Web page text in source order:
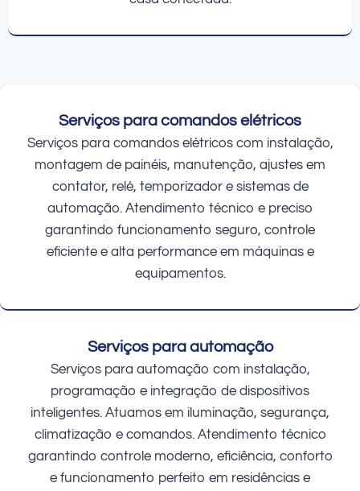
Serviços para comandos elétricos
Serviços para comandos elétricos com instalação,
montagem de painéis, manutenção, ajustes em
contator, relé, temporizador e sistemas de
automação. Atendimento técnico e preciso
garantindo funcionamento seguro, controle
eficiente e alta performance em máquinas e
equipamentos.
Serviços para automação
Serviços para automação com instalação,
programação e integração de dispositivos
inteligentes. Atuamos em iluminação, segurança,
climatização e comandos. Atendimento técnico
garantindo controle moderno, eficiência, conforto
e funcionamento perfeito em residências e